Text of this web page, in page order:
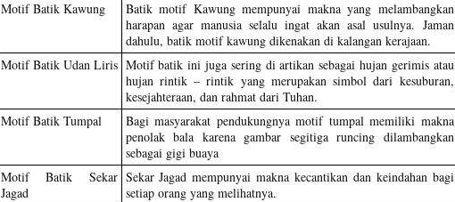
Motif Batik Kawung
Batik motif Kawung mempunyai makna yang melambangkan
harapan agar manusia selalu ingat akan asal usulnya. Jaman
dahulu, batik motif kawung dikenakan di kalangan kerajaan.
Motif Batik Udan Liris Motif batik ini juga sering di artikan sebagai hujan gerimis atau
hujan rintik – rintik yang merupakan simbol dari kesuburan,
kesejahteraan, dan rahmat dari Tuhan.
Motif Batik Tumpal
Bagi masyarakat pendukungnya motif tumpal memiliki makna
penolak bala karena gambar segitiga runcing dilambangkan
sebagai gigi buaya
Motif Batik Sekar
Jagad
Sekar Jagad mempunyai makna kecantikan dan keindahan bagi
setiap orang yang melihatnya.